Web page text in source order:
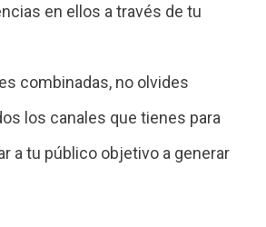
en ellos a través de tu
combinadas, no olvides
los canales que tienes para
a tu público objetivo a generar